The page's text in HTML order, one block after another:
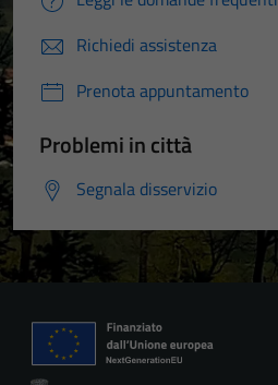
Richiedi assistenza
Prenota appuntamento
Problemi in città
Segnala disservizio